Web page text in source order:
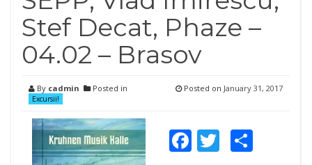
Stef Decat, Phaze –
04.02 – Brasov
By cadmin Posted in
Excursii!
Posted on January 31, 2017
Facebook
TwitterShare